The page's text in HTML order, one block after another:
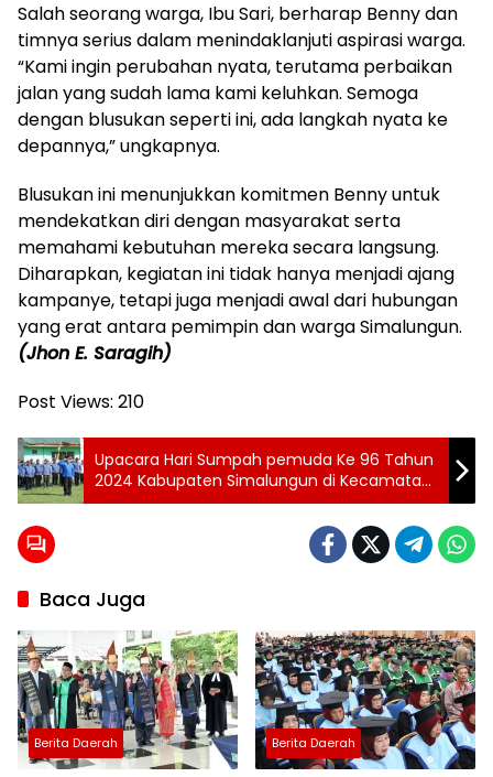
Salah seorang warga, Ibu Sari, berharap Benny dan
timnya serius dalam menindaklanjuti aspirasi warga.
“Kami ingin perubahan nyata, terutama perbaikan
jalan yang sudah lama kami keluhkan. Semoga
dengan blusukan seperti ini, ada langkah nyata ke
depannya,” ungkapnya.
Blusukan ini menunjukkan komitmen Benny untuk
mendekatkan diri dengan masyarakat serta
memahami kebutuhan mereka secara langsung.
Diharapkan, kegiatan ini tidak hanya menjadi ajang
kampanye, tetapi juga menjadi awal dari hubungan
yang erat antara pemimpin dan warga Simalungun.
(Jhon E. Saragih)
Post Views: 210
Upacara Hari Sumpah pemuda Ke 96 Tahun
2024 Kabupaten Simalungun di Kecamatan
Gunung Maligas
Baca Juga
Berita Daerah Berita Daerah